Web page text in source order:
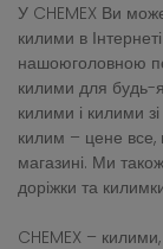
У CHEMEX Ви
килими в
нашоюголовною
килими для будь-
килими і килими
килим – цене
магазині. Ми
доріжки та
CHEMEX –